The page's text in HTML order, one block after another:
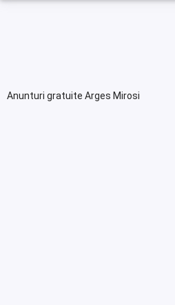
Anunturi gratuite Arges Mirosi